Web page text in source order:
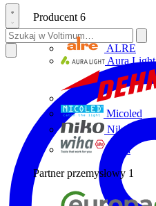
Producent 6
ALRE
Aura Light
Micoled
Niko
Wiha
Partner przemysłowy 1